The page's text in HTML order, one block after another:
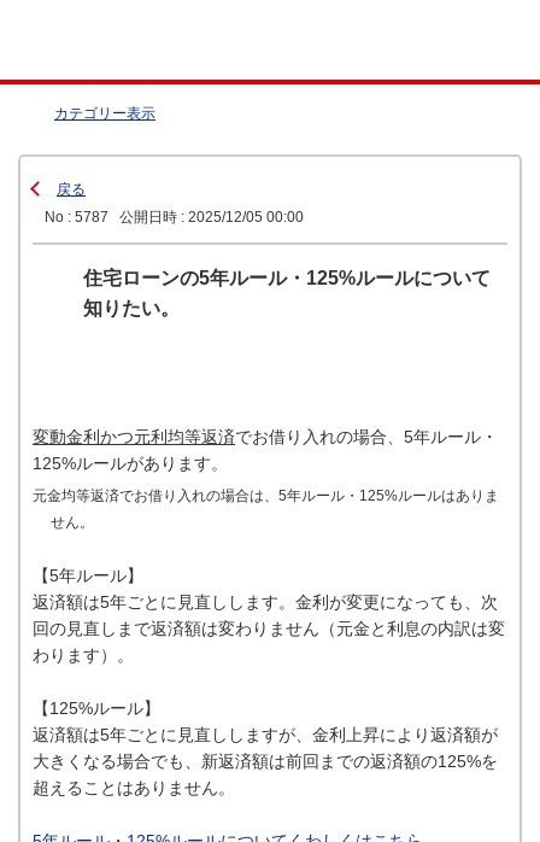
カテゴリー表示
戻る
No : 5787
公開日時 : 2025/12/05 00:00
住宅ローンの5年ルール・125%ルールについて
知りたい。
変動金利かつ元利均等返済でお借り入れの場合、5年ルール・
125%ルールがあります。
元金均等返済でお借り入れの場合は、5年ルール・125%ルールはありま
せん。
【5年ルール】
返済額は5年ごとに見直しします。金利が変更になっても、次
回の見直しまで返済額は変わりません（元金と利息の内訳は変
わります）。
【125%ルール】
返済額は5年ごとに見直ししますが、金利上昇により返済額が
大きくなる場合でも、新返済額は前回までの返済額の125%を
超えることはありません。